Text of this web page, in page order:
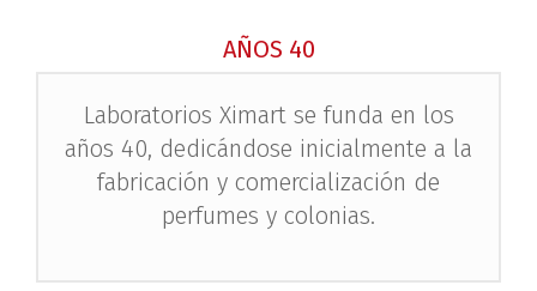
AÑOS 40
Laboratorios Ximart se funda en los
años 40, dedicándose inicialmente a la
fabricación y comercialización de
perfumes y colonias.